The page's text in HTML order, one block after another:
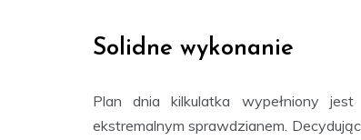
Solidne wykonanie
Plan dnia kilkulatka wypełniony
ekstremalnym sprawdzianem.